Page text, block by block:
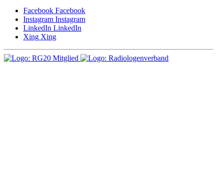
Facebook Facebook
Instagram Instagram
LinkedIn LinkedIn
Xing Xing